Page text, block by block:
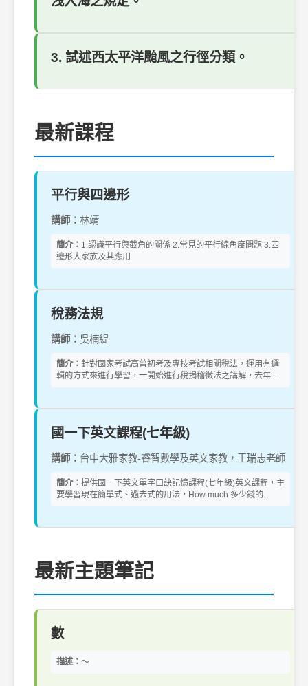
3. 試述西太平洋颱風之行徑分類。
最新課程
平行與四邊形
講師： 林靖
簡介： 1.認識平行與截角的關係 2.常見的平行線角度問題 3.四
邊形大家族及其應用
稅務法規
講師： 吳楠緹
簡介： 針對國家考試高普初考及專技考試相關稅法，運用有邏
輯的方式來進行學習，一開始進行稅捐稽徵法之講解，去年...
國一下英文課程(七年級)
講師： 台中大雅家教-睿智數學及英文家教，王瑞志老師
簡介： 提供國一下英文單字口訣記憶課程(七年級)英文課程，主
要學習現在簡單式、過去式的用法，How much 多少錢的...
最新主題筆記
數
描述： ～